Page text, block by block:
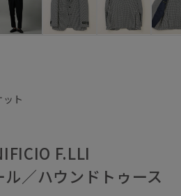
ト
F.LLI
／ハウンドトゥース